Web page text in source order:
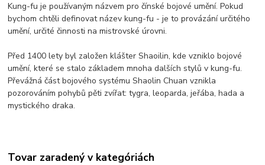
Kung-fu je používaným názvem pro čínské bojové umění. Pokud
bychom chtěli definovat název kung-fu - je to provázání určitého
umění, určité činnosti na mistrovské úrovni.
Před 1400 lety byl založen klášter Shaoilin, kde vzniklo bojové
umění, které se stalo základem mnoha dalších stylů v kung-fu.
Převážná část bojového systému Shaolin Chuan vznikla
pozorováním pohybů pěti zvířat: tygra, leoparda, jeřába, hada a
mystického draka.
Tovar zaradený v kategóriách